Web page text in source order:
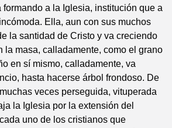
formando a la Iglesia, institución que a
Ella, aun con sus muchos
la santidad de Cristo y va creciendo
la masa, calladamente, como el grano
en sí mismo, calladamente, va
hasta hacerse árbol frondoso. De
veces perseguida, vituperada
la Iglesia por la extensión del
uno de los cristianos que